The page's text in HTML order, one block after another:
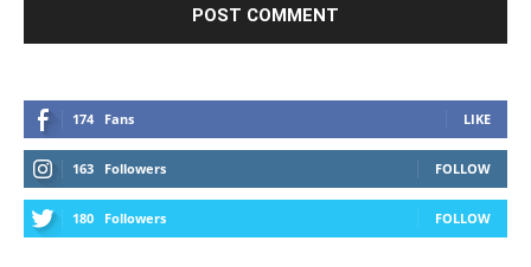
174 Fans LIKE
163 Followers FOLLOW
180 Followers FOLLOW